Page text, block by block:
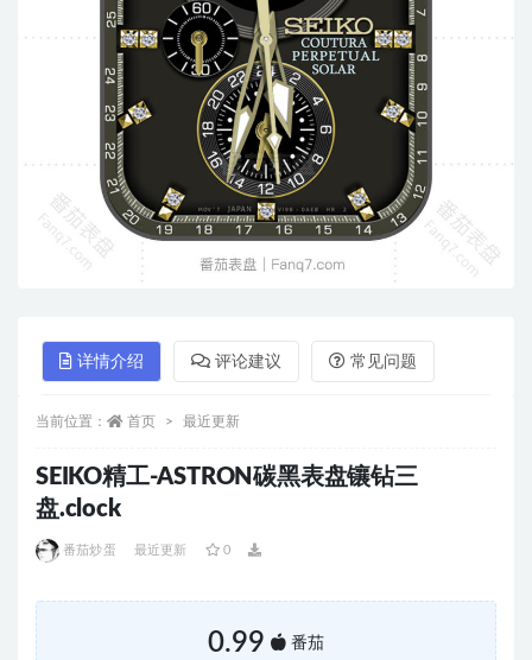
详情介绍 评论建议 常见问题
当前位置： 首页 最近更新
SEIKO精工-ASTRON碳黑表盘镶钻三
盘.clock
番茄炒蛋 最近更新 0
0.99 番茄